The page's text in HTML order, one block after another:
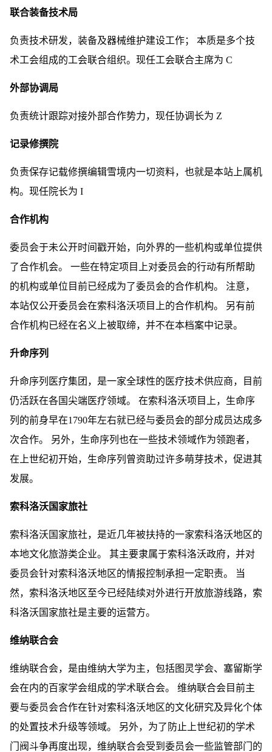
联合装备技术局
负责技术研发，装备及器械维护建设工作； 本质是多个技
术工会组成的工会联合组织。现任工会联合主席为 C
外部协调局
负责统计跟踪对接外部合作势力，现任协调长为 Z
记录修撰院
负责保存记载修撰编辑雪境内一切资料，也就是本站上属机
构。现任院长为 I
合作机构
委员会于未公开时间戳开始，向外界的一些机构或单位提供
了合作机会。 一些在特定项目上对委员会的行动有所帮助
的机构或单位目前已经成为了委员会的合作机构。 注意，
本站仅公开委员会在索科洛沃项目上的合作机构。 另有前
合作机构已经在名义上被取缔，并不在本档案中记录。
升命序列
升命序列医疗集团，是一家全球性的医疗技术供应商，目前
仍活跃在各国尖端医疗领域。 在索科洛沃项目上，生命序
列的前身早在1790年左右就已经与委员会的部分成员达成多
次合作。 另外，生命序列也在一些技术领域作为领跑者，
在上世纪初开始，生命序列曾资助过许多萌芽技术，促进其
发展。
索科洛沃国家旅社
索科洛沃国家旅社，是近几年被扶持的一家索科洛沃地区的
本地文化旅游类企业。 其主要隶属于索科洛沃政府，并对
委员会针对索科洛沃地区的情报控制承担一定职责。 当
然，索科洛沃地区至今已经陆续对外进行开放旅游线路，索
科洛沃国家旅社是主要的运营方。
维纳联合会
维纳联合会，是由维纳大学为主，包括图灵学会、塞留斯学
会在内的百家学会组成的学术联合会。 维纳联合会目前主
要与委员会合作在针对索科洛沃地区的文化研究及异化个体
的处置技术升级等领域。 另外，为了防止上世纪初的学术
门阀斗争再度出现，维纳联合会受到委员会一些监管部门的